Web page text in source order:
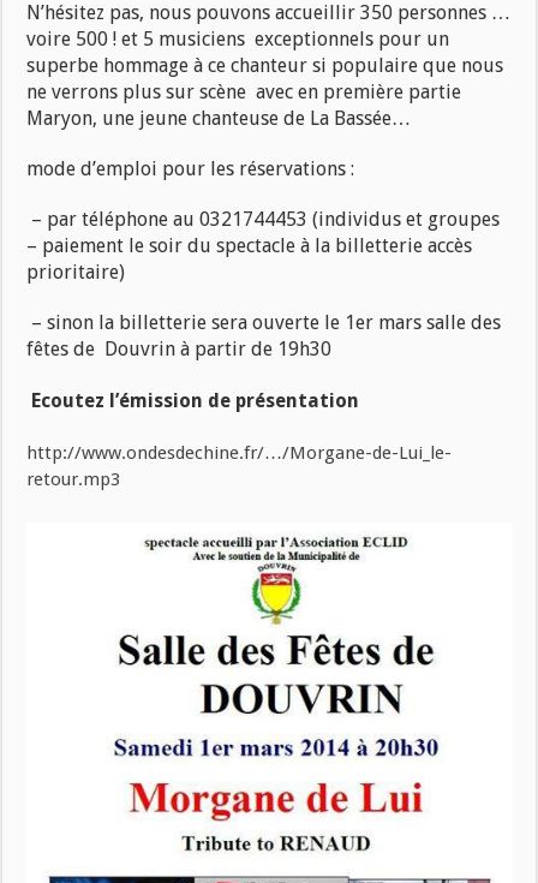
N’hésitez pas, nous pouvons accueillir 350 personnes …
voire 500 ! et 5 musiciens exceptionnels pour un
superbe hommage à ce chanteur si populaire que nous
ne verrons plus sur scène avec en première partie
Maryon, une jeune chanteuse de La Bassée…
mode d’emploi pour les réservations :
– par téléphone au 0321744453 (individus et groupes
– paiement le soir du spectacle à la billetterie accès
prioritaire)
– sinon la billetterie sera ouverte le 1er mars salle des
fêtes de Douvrin à partir de 19h30
Ecoutez l’émission de présentation
http://www.ondesdechine.fr/…/Morgane-de-Lui_le-
retour.mp3